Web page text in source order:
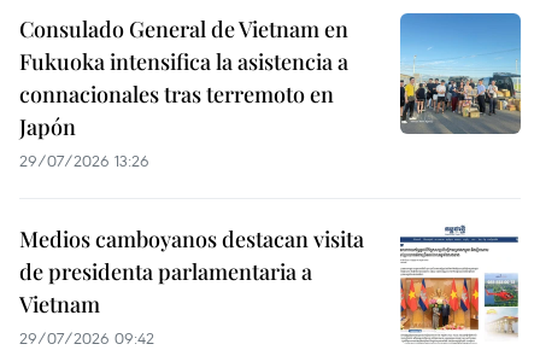
Consulado General de Vietnam en
Fukuoka intensifica la asistencia a
connacionales tras terremoto en
Japón
29/07/2026 13:26
Medios camboyanos destacan visita
de presidenta parlamentaria a
Vietnam
29/07/2026 09:42